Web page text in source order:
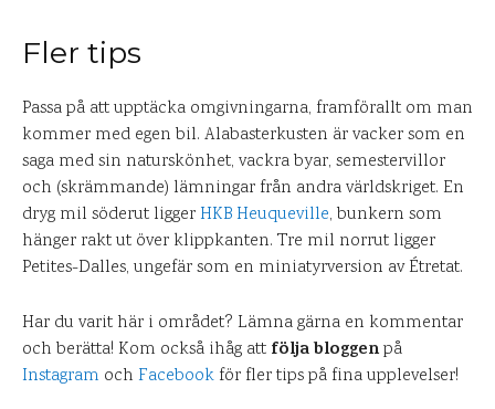
Fler tips
Passa på att upptäcka omgivningarna, framförallt om man
kommer med egen bil. Alabasterkusten är vacker som en
saga med sin naturskönhet, vackra byar, semestervillor
och (skrämmande) lämningar från andra världskriget. En
dryg mil söderut liggerHKB Heuqueville, bunkern som
hänger rakt ut över klippkanten. Tre mil norrut ligger
Petites-Dalles, ungefär som en miniatyrversion av Étretat.
Har du varit här i området? Lämna gärna en kommentar
och berätta! Kom också ihåg att följa bloggenpå
Instagram och Facebook för fler tips på fina upplevelser!